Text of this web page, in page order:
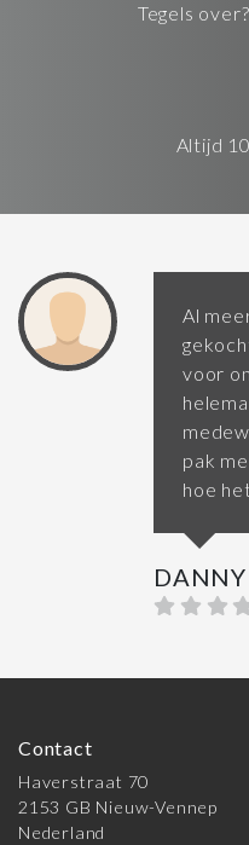
Tegels
Altijd
Al
voor
pak
hoe
Contact
Haverstraat 70
2153 GB Nieuw-Vennep
Nederland